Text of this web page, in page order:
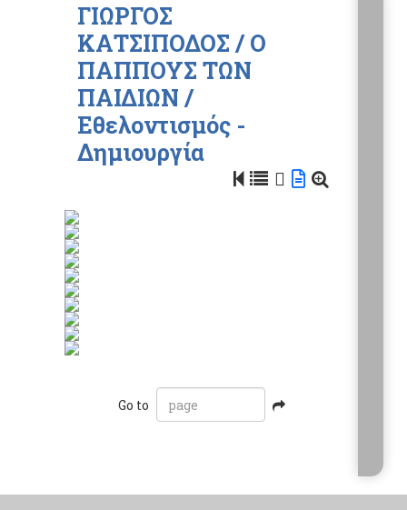
ΓΙΩΡΓΟΣ
ΚΑΤΣΙΠΟΔΟΣ / Ο
ΠΑΠΠΟΥΣ ΤΩΝ
ΠΑΙΔΙΩΝ /
Εθελοντισμός -
Δημιουργία
Go to